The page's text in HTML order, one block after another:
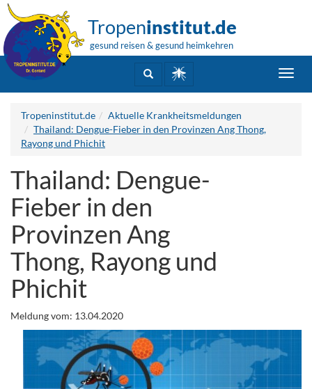
Tropeninstitut.de
gesund reisen & gesund heimkehren
Tropeninstitut.de
Aktuelle Krankheitsmeldungen
Thailand: Dengue-Fieber in den Provinzen Ang Thong,
Rayong und Phichit
Thailand: Dengue-
Fieber in den
Provinzen Ang
Thong, Rayong und
Phichit
Meldung vom: 13.04.2020